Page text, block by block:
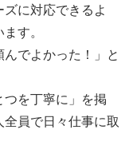
に対応できるよ
す。
でよかった！」と
つを丁寧に」を掲
員で日々仕事に取